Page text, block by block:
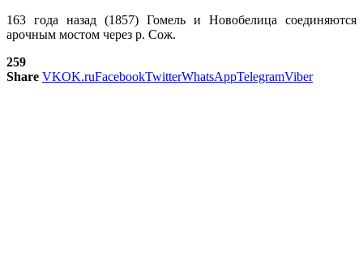
163 года назад (1857) Гомель и Новобелица соединяются
арочным мостом через р. Сож.
259
Share VKOK.ruFacebookTwitterWhatsAppTelegramViber